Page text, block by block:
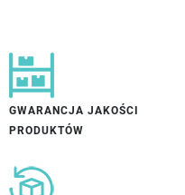
GWARANCJA JAKOŚCI
PRODUKTÓW